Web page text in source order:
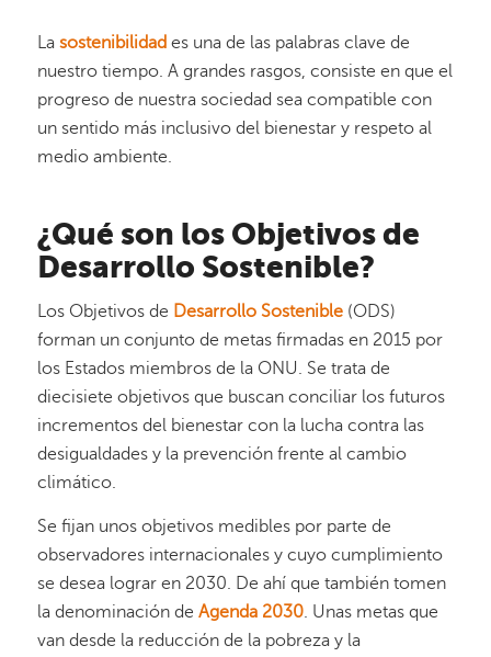
La sostenibilidad es una de las palabras clave de
nuestro tiempo. A grandes rasgos, consiste en que el
progreso de nuestra sociedad sea compatible con
un sentido más inclusivo del bienestar y respeto al
medio ambiente.
¿Qué son los Objetivos de
Desarrollo Sostenible?
Los Objetivos de Desarrollo Sostenible(ODS)
forman un conjunto de metas firmadas en 2015 por
los Estados miembros de la ONU. Se trata de
diecisiete objetivos que buscan conciliar los futuros
incrementos del bienestar con la lucha contra las
desigualdades y la prevención frente al cambio
climático.
Se fijan unos objetivos medibles por parte de
observadores internacionales y cuyo cumplimiento
se desea lograr en 2030. De ahí que también tomen
la denominación de Agenda 2030. Unas metas que
van desde la reducción de la pobreza y la